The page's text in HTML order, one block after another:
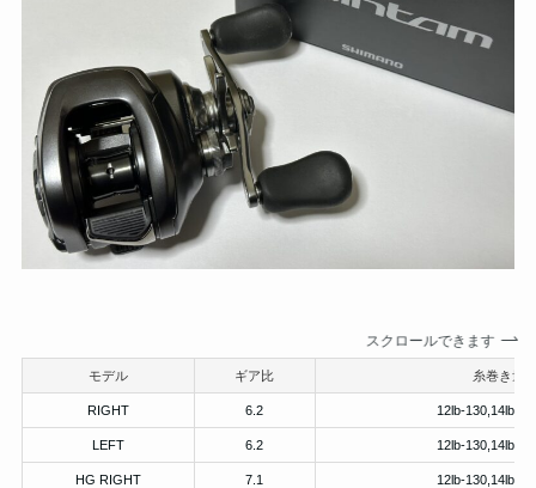
スクロールできます
モデル ギア比 糸巻き量
RIGHT 6.2 12lb-130,14lb-
LEFT 6.2 12lb-130,14lb-
HG RIGHT 7.1 12lb-130,14lb-